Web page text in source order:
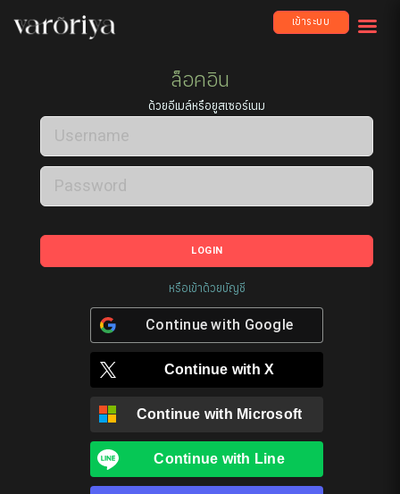
เข้าระบบ
ล็อคอิน
ด้วยอีเมล์หรือยูสเซอร์เนม
LOGIN
หรือเข้าด้วยบัญชี
Continue with Google
Continue withX
Continue with Microsoft
Continue with Line